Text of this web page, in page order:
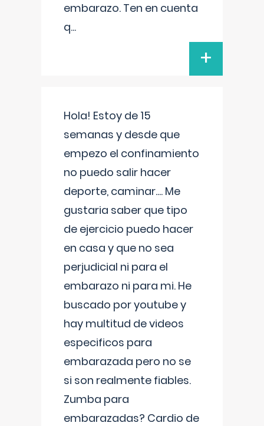
embarazo. Ten en cuenta
q...
+
Hola! Estoy de 15
semanas y desde que
empezo el confinamiento
no puedo salir hacer
deporte, caminar.... Me
gustaria saber que tipo
de ejercicio puedo hacer
en casa y que no sea
perjudicial ni para el
embarazo ni para mi. He
buscado por youtube y
hay multitud de videos
especificos para
embarazada pero no se
si son realmente fiables.
Zumba para
embarazadas? Cardio de